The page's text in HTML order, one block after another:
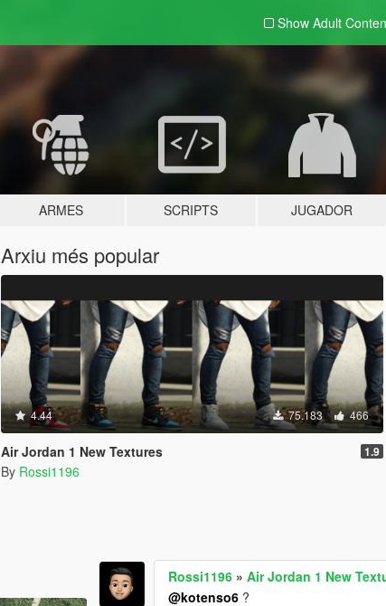
Show Adult
ARMES SCRIPTS JUGADOR
Arxiu més popular
4.44 75.183 466
Air Jordan 1 New Textures 1.9
By Rossi1196
Rossi1196 »Air Jordan 1 New
@kotenso6 ?